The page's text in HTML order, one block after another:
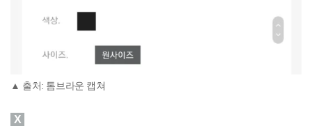
▲ 출처: 톰브라운 캡쳐
X